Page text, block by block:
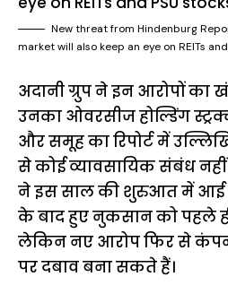
New threat from Hindenburg
market will also keep an eye on REITs
अदानी ग्रुप ने इन आरोपों
उनका ओवरसीज होल्डिंग
और समूह का रिपोर्ट में
से कोई व्यावसायिक संबंध नहीं
ने इस साल की शुरुआत में आई
के बाद हुए नुकसान को पहले
लेकिन नए आरोप फिर से
पर दबाव बना सकते हैं।